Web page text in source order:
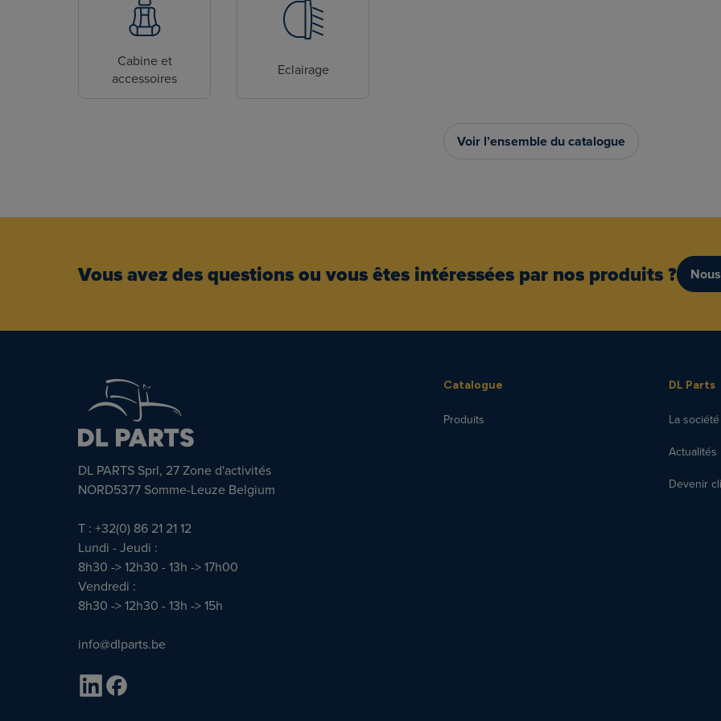
Cabine et
accessoires
Eclairage
Voir l’ensemble du catalogue
Vous avez des questions ou vous êtes intéressées par nos produits ?
DL PARTS Sprl, 27 Zone d'activités
NORD5377 Somme-Leuze Belgium
T : +32(0) 86 21 21 12
Lundi - Jeudi :
8h30 -> 12h30 - 13h -> 17h00
Vendredi :
8h30 -> 12h30 - 13h -> 15h
info@dlparts.be
Catalogue
Produits
DL Parts
La société
Actualités
Devenir